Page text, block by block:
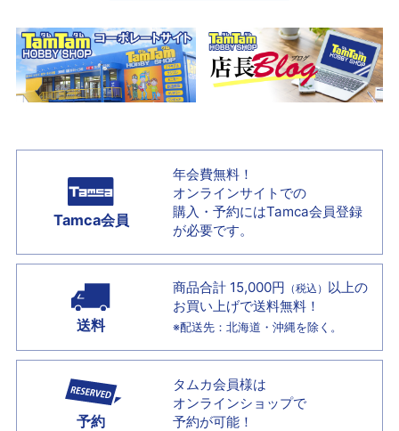
Tamca会員
年会費無料！
オンラインサイトでの
購入・予約にはTamca会員登録
が必要です。
送料
商品合計 15,000円 （税込） 以上の
お買い上げで送料無料！
※配送先：北海道・沖縄を除く。
予約
タムカ会員様は
オンラインショップで
予約が可能！